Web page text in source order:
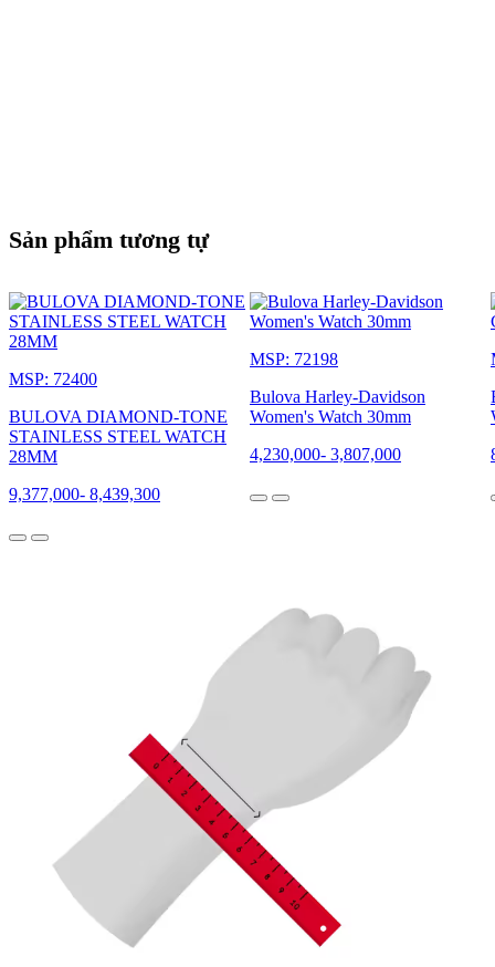
Sản phẩm tương tự
MSP: 72400
BULOVA DIAMOND-TONE
STAINLESS STEEL WATCH
28MM
9,377,000- 8,439,300
MSP: 72198
Bulova Harley-Davidson
Women's Watch 30mm
4,230,000- 3,807,000